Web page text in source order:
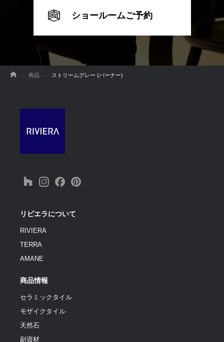
ショールームご予約
商品 ストリームグレー (バーナー)
リビエラについて
RIVIERA
TERRA
AMANE
商品情報
セラミックタイル
モザイクタイル
天然石
副資材